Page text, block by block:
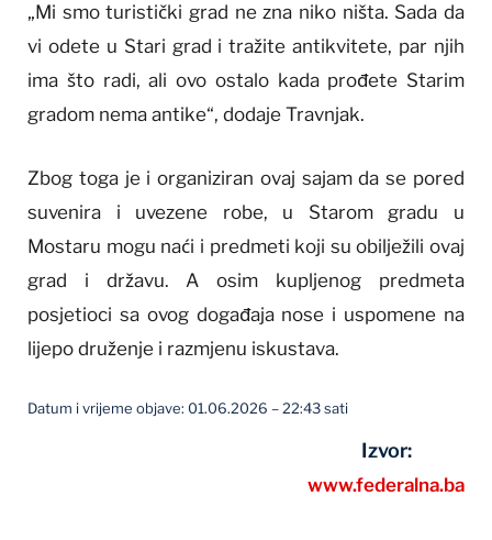
„Mi smo turistički grad ne zna niko ništa. Sada da
vi odete u Stari grad i tražite antikvitete, par njih
ima što radi, ali ovo ostalo kada prođete Starim
gradom nema antike“, dodaje Travnjak.
Zbog toga je i organiziran ovaj sajam da se pored
suvenira i uvezene robe, u Starom gradu u
Mostaru mogu naći i predmeti koji su obilježili ovaj
grad i državu. A osim kupljenog predmeta
posjetioci sa ovog događaja nose i uspomene na
lijepo druženje i razmjenu iskustava.
Datum i vrijeme objave: 01.06.2026 – 22:43 sati
Izvor:
www.federalna.ba